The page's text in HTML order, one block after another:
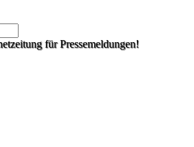
für Pressemeldungen!